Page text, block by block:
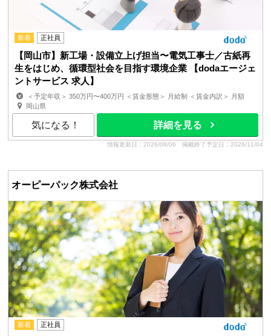
新着 正社員
【岡山市】新工場・設備立上げ担当〜電気工事士／古紙再
生をはじめ、循環型社会を目指す環境企業 【dodaエージェ
ントサービス 求人】
＜予定年収＞ 350万円〜400万円 ＜賃金形態＞ 月給制 ＜賃金内訳＞ 月額
（基本給）：185,000円〜235,000円 その他固定手当...
岡山県
気になる！ 詳細を見る
情報更新日：2026/08/06 掲載終了予定日：2026/11/04
オーピーパック株式会社
新着 正社員